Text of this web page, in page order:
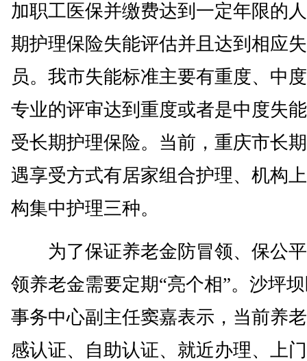
加职工医保并缴费达到一定年限的
期护理保险失能评估并且达到相应
员。我市失能标准主要有重度、中
专业的评审达到重度或者是中度失
受长期护理保险。当前，重庆市长
遇享受方式有居家组合护理、机构
构集中护理三种。
为了保证养老金防冒领、保公平
领养老金需要定期“亮个相”。沙坪
事务中心副主任窦嘉表示，当前养
感认证、自助认证、就近办理、上